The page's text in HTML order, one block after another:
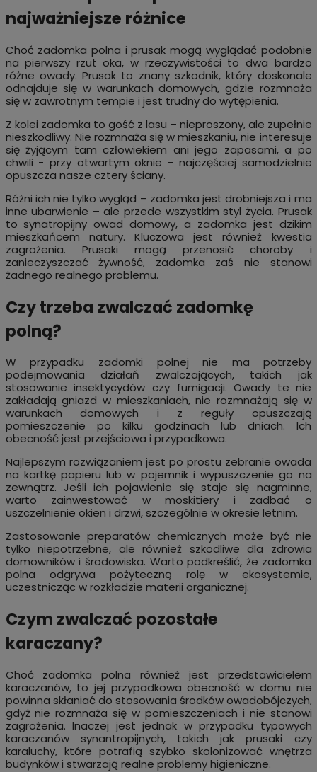
najważniejsze różnice
Choć zadomka polna i prusak mogą wyglądać podobnie
na pierwszy rzut oka, w rzeczywistości to dwa bardzo
różne owady. Prusak to znany szkodnik, który doskonale
odnajduje się w warunkach domowych, gdzie rozmnaża
się w zawrotnym tempie i jest trudny do wytępienia.
Z kolei zadomka to gość z lasu – nieproszony, ale zupełnie
nieszkodliwy. Nie rozmnaża się w mieszkaniu, nie interesuje
się żyjącym tam człowiekiem ani jego zapasami, a po
chwili - przy otwartym oknie - najczęściej samodzielnie
opuszcza nasze cztery ściany.
Różni ich nie tylko wygląd – zadomka jest drobniejsza i ma
inne ubarwienie – ale przede wszystkim styl życia. Prusak
to synatropijny owad domowy, a zadomka jest dzikim
mieszkańcem natury. Kluczowa jest również kwestia
zagrożenia. Prusaki mogą przenosić choroby i
zanieczyszczać żywność, zadomka zaś nie stanowi
żadnego realnego problemu.
Czy trzeba zwalczać zadomkę
polną?
W przypadku zadomki polnej nie ma potrzeby
podejmowania działań zwalczających, takich jak
stosowanie insektycydów czy fumigacji. Owady te nie
zakładają gniazd w mieszkaniach, nie rozmnażają się w
warunkach domowych i z reguły opuszczają
pomieszczenie po kilku godzinach lub dniach. Ich
obecność jest przejściowa i przypadkowa.
Najlepszym rozwiązaniem jest po prostu zebranie owada
na kartkę papieru lub w pojemnik i wypuszczenie go na
zewnątrz. Jeśli ich pojawienie się staje się nagminne,
warto zainwestować w moskitiery i zadbać o
uszczelnienie okien i drzwi, szczególnie w okresie letnim.
Zastosowanie preparatów chemicznych może być nie
tylko niepotrzebne, ale również szkodliwe dla zdrowia
domowników i środowiska. Warto podkreślić, że zadomka
polna odgrywa pożyteczną rolę w ekosystemie,
uczestnicząc w rozkładzie materii organicznej.
Czym zwalczać pozostałe
karaczany?
Choć zadomka polna również jest przedstawicielem
karaczanów, to jej przypadkowa obecność w domu nie
powinna skłaniać do stosowania środków owadobójczych,
gdyż nie rozmnaża się w pomieszczeniach i nie stanowi
zagrożenia. Inaczej jest jednak w przypadku typowych
karaczanów synantropijnych, takich jak prusaki czy
karaluchy, które potrafią szybko skolonizować wnętrza
budynków i stwarzają realne problemy higieniczne.